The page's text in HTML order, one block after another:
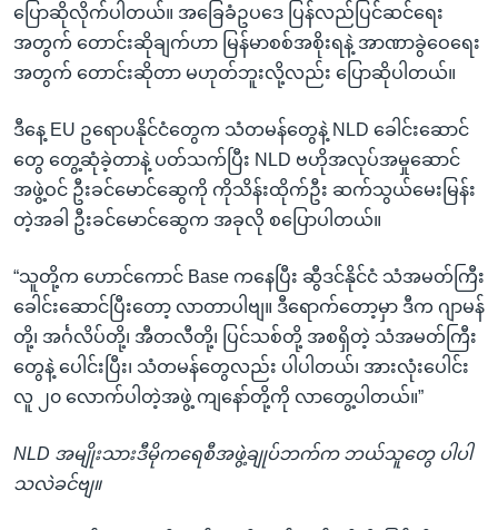
ပင်မ
စာမျက်နှာ
ကျော်
ကြည့်
ရှာဖွေ
နေရာ
ကျော်
ရုပ်ရှင်ထဲက အင်္ဂလိပ်စာ
သုတပဒေသာ အင်္ဂလိပ်စာ
တီဗွီ
ရေဒီယို/တီဗွီအစီအစဉ်
Learning English
ဗွီအိုအေ လူမှုကွန်ယက်များ
ပြောဆိုလိုက်ပါတယ်။ အခြေခံဥပဒေ ပြန်လည်ပြင်ဆင်ရေး
အတွက် တောင်းဆိုချက်ဟာ မြန်မာစစ်အစိုးရနဲ့ အာဏာခွဲဝေရေး
အတွက် တောင်းဆိုတာ မဟုတ်ဘူးလို့လည်း ပြောဆိုပါတယ်။
ဒီနေ့ EU ဥရောပနိုင်ငံတွေက သံတမန်တွေနဲ့ NLD ခေါင်းဆောင်
တွေ တွေ့ဆုံခဲ့တာနဲ့ ပတ်သက်ပြီး NLD ဗဟိုအလုပ်အမှုဆောင်
အဖွဲ့ဝင် ဦးခင်မောင်ဆွေကို ကိုသိန်းထိုက်ဦး ဆက်သွယ်မေးမြန်း
တဲ့အခါ ဦးခင်မောင်ဆွေက အခုလို စပြောပါတယ်။
“သူတို့က ဟောင်ကောင် Base ကနေပြီး ဆွီဒင်နိုင်ငံ သံအမတ်ကြီး
ခေါင်းဆောင်ပြီးတော့ လာတာပါဗျ။ ဒီရောက်တော့မှာ ဒီက ဂျာမန်
တို့၊ အင်္ဂလိပ်တို့၊ အီတလီတို့၊ ပြင်သစ်တို့ အစရှိတဲ့ သံအမတ်ကြီး
တွေနဲ့ ပေါင်းပြီး၊ သံတမန်တွေလည်း ပါပါတယ်၊ အားလုံးပေါင်း
လူ ၂၀ လောက်ပါတဲ့အဖွဲ့ ကျနော်တို့ကို လာတွေ့ပါတယ်။”
NLD အမျိုးသားဒီမိုကရေစီအဖွဲ့ချုပ်ဘက်က ဘယ်သူတွေ ပါပါ
သလဲခင်ဗျ။